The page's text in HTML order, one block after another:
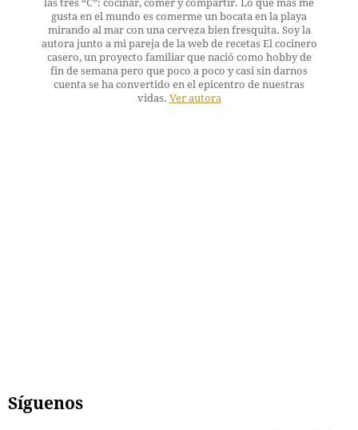
las tres “C”: cocinar, comer y compartir. Lo que más me
gusta en el mundo es comerme un bocata en la playa
mirando al mar con una cerveza bien fresquita. Soy la
autora junto a mi pareja de la web de recetas El cocinero
casero, un proyecto familiar que nació como hobby de
fin de semana pero que poco a poco y casi sin darnos
cuenta se ha convertido en el epicentro de nuestras
vidas. Ver autora
Síguenos